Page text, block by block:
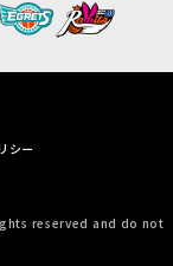
シー
reserved and do not